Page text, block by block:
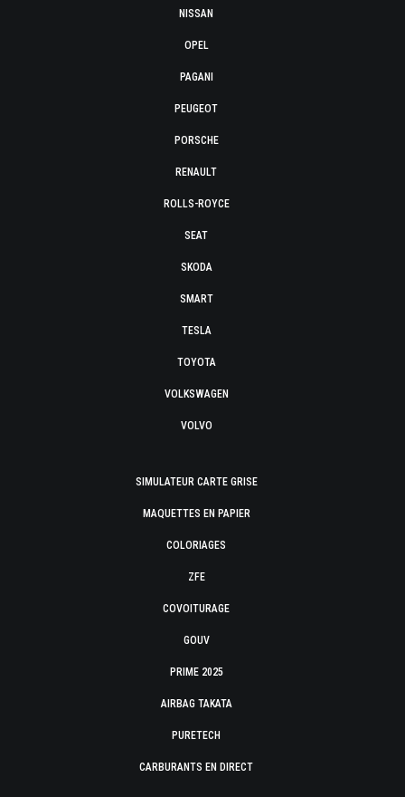
NISSAN
OPEL
PAGANI
PEUGEOT
PORSCHE
RENAULT
ROLLS-ROYCE
SEAT
SKODA
SMART
TESLA
TOYOTA
VOLKSWAGEN
VOLVO
SIMULATEUR CARTE GRISE
MAQUETTES EN PAPIER
COLORIAGES
ZFE
COVOITURAGE
GOUV
PRIME 2025
AIRBAG TAKATA
PURETECH
CARBURANTS EN DIRECT